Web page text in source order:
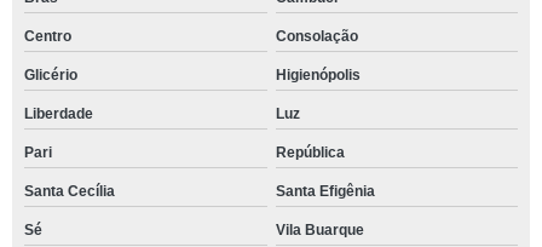
Centro Consolação
Glicério Higienópolis
Liberdade Luz
Pari República
Santa Cecília Santa Efigênia
Sé
Vila Buarque